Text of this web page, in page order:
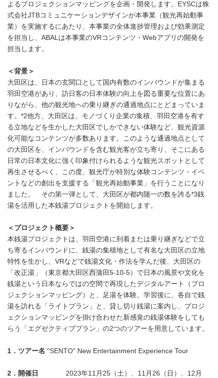
よるプロジェクションマッピングを企画・開発します。EYSCは株
式会社JTBコミュニケーションデザインが本事業（観光再始動事
業）を実施するにあたり、本事業の全体進捗管理および効果測定
を担当し、ABALは本事業のVRコンテンツ・Webアプリの開発を
担当します。
＜背景＞
大田区は、日本の玄関口として国内有数のインバウンドが集まる
羽田空港があり、訪日客の日本体験の向上を図る重要な位置にあ
りながら、他の観光地への乗り継ぎの通過地点にとどまっていま
す。*2他方、大田区は、モノづくり企業の集積、羽田空港を有す
る立地などを生かした大田区でしかできない体験など、観光資源
化可能なコンテンツが多数あります。このような通過地点として
の大田区を、インバウンドを含む観光客が立ち寄り、そこにある
日常の日本文化に強く印象付けられるような観光スポットとして
再生させるべく、この度、観光庁が特別な体験コンテンツ・イベ
ントなどの創出を支援する「観光再始動事業」を行うことになり
ました。 その第一弾として、大田区が都内随一の数を誇る*3銭
湯を活用した本銭湯プロジェクトを開始します。
＜プロジェクト概要＞
本銭湯プロジェクトは、羽田空港に到着または乗り継ぎなどで立
ち寄るインバウンドに、銭湯の集積地として有名な大田区の立地
特性を生かし、VRなどで銭湯文化・作法を学んだ後、大田区の
「改正湯」（東京都大田区西蒲田5-10-5）で日本の風景や文化を
銭湯という日本ならではの空間で再現したデジタルアート（プロ
ジェクションマッピング）と、足湯を体験。学習後に、各自で銭
湯を訪れる「ライトプラン」と、貸し切り銭湯に案内し、プロジ
ェクションマッピングを掛け合わせた新感覚の銭湯体験をしても
らう「エグゼクティブプラン」の2つのツアーを用意しています。
1．ツアー名 "SENTO" New Entertainment Experience Tour
2．開催日
2023年11月25（土）、11月26（日）、12月